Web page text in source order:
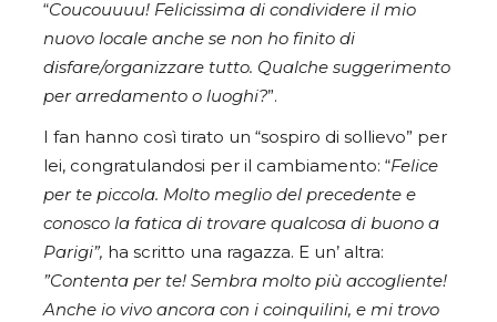
“Coucouuuu! Felicissima di condividere il mio
nuovo locale anche se non ho finito di
disfare/organizzare tutto. Qualche suggerimento
per arredamento o luoghi?”.
I fan hanno così tirato un “sospiro di sollievo” per
lei, congratulandosi per il cambiamento: “Felice
per te piccola. Molto meglio del precedente e
conosco la fatica di trovare qualcosa di buono a
Parigi”, ha scritto una ragazza. E un’ altra:
”Contenta per te! Sembra molto più accogliente!
Anche io vivo ancora con i coinquilini, e mi trovo